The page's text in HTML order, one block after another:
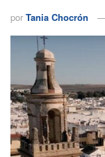
por Tania Chocrón